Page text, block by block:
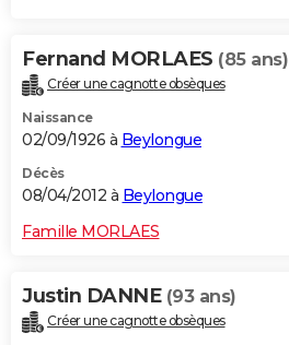
Fernand MORLAES (85 ans)
Créer une cagnotte obsèques
Naissance
02/09/1926 à Beylongue
Décès
08/04/2012 à Beylongue
Famille MORLAES
Justin DANNE (93 ans)
Créer une cagnotte obsèques